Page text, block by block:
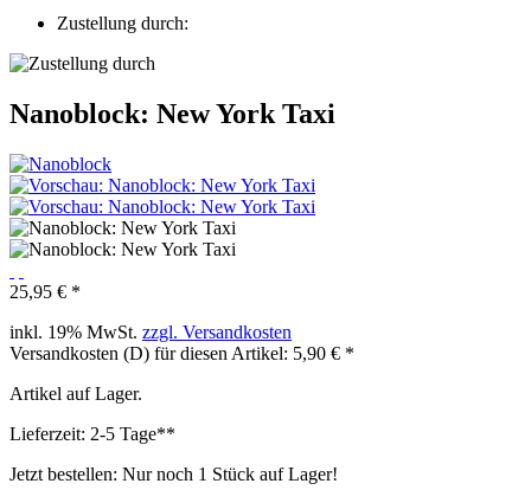
Zustellung durch:
Nanoblock: New York Taxi
25,95 € *
inkl. 19% MwSt. zzgl. Versandkosten
Versandkosten (D) für diesen Artikel: 5,90 € *
Artikel auf Lager.
Lieferzeit: 2-5 Tage**
Jetzt bestellen: Nur noch 1 Stück auf Lager!